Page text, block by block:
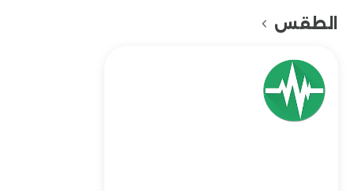
الطقس